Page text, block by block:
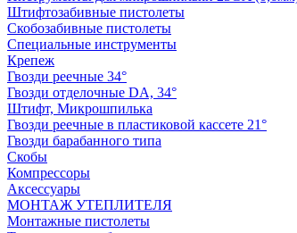
Штифтозабивные пистолеты
Скобозабивные пистолеты
Специальные инструменты
Крепеж
Гвозди реечные 34°
Гвозди отделочные DA, 34°
Штифт, Микрошпилька
Гвозди реечные в пластиковой кассете 21°
Гвозди барабанного типа
Скобы
Компрессоры
Аксессуары
МОНТАЖ УТЕПЛИТЕЛЯ
Монтажные пистолеты